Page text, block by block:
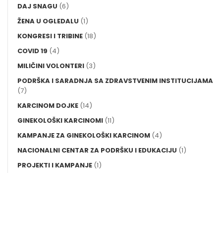
DAJ SNAGU (6)
ŽENA U OGLEDALU (1)
KONGRESI I TRIBINE (18)
COVID 19 (4)
MILIČINI VOLONTERI (3)
PODRŠKA I SARADNJA SA ZDRAVSTVENIM INSTITUCIJAMA
(7)
KARCINOM DOJKE (14)
GINEKOLOŠKI KARCINOMI (11)
KAMPANJE ZA GINEKOLOŠKI KARCINOM (4)
NACIONALNI CENTAR ZA PODRŠKU I EDUKACIJU (1)
PROJEKTI I KAMPANJE (1)